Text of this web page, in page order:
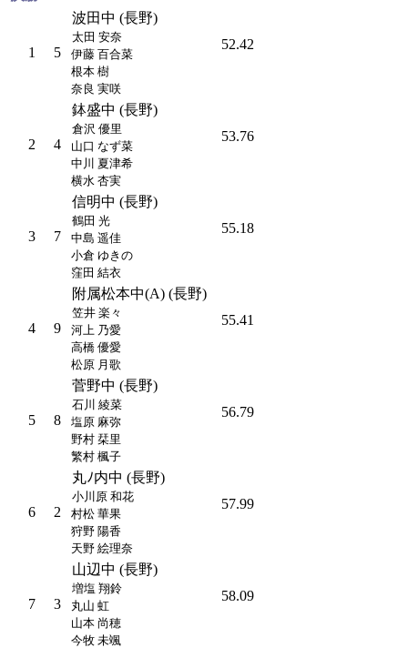
1 5
波田中 (長野)
太田 安奈
伊藤 百合菜
根本 樹
奈良 実咲
52.42
2 4
鉢盛中 (長野)
倉沢 優里
山口 なず菜
中川 夏津希
横水 杏実
53.76
3 7
信明中 (長野)
鶴田 光
中島 遥佳
小倉 ゆきの
窪田 結衣
55.18
4 9
附属松本中(A) (長野)
笠井 楽々
河上 乃愛
高橋 優愛
松原 月歌
55.41
5 8
菅野中 (長野)
石川 綾菜
塩原 麻弥
野村 栞里
繁村 楓子
56.79
6 2
丸ﾉ内中 (長野)
小川原 和花
村松 華果
狩野 陽香
天野 絵理奈
57.99
7 3
山辺中 (長野)
増塩 翔鈴
丸山 虹
山本 尚穂
今牧 未颯
58.09